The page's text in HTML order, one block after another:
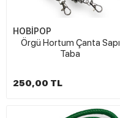
HOBİPOP
Örgü Hortum Çanta Sapı
Taba
250,00 TL